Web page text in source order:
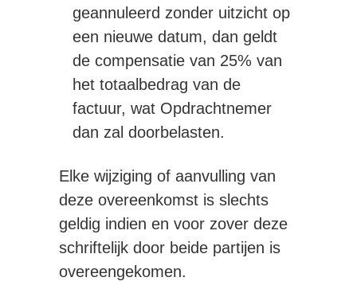
geannuleerd zonder uitzicht op
een nieuwe datum, dan geldt
de compensatie van 25% van
het totaalbedrag van de
factuur, wat Opdrachtnemer
dan zal doorbelasten.
Elke wijziging of aanvulling van
deze overeenkomst is slechts
geldig indien en voor zover deze
schriftelijk door beide partijen is
overeengekomen.